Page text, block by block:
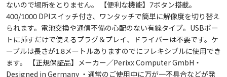
ないので場所をとりません。 【便利な機能】7ボタン搭載。
400/1000 DPIスイッチ付き、ワンタッチで簡単に解像度を切り替え
られます。電池交換や通信不備の心配のない有線タイプ。USBポー
トに挿すだけで使えるプラグ＆プレイ、ドライバーは不要です。ケ
ーブルは長さが1.8メートルありますのでにフレキシブルに使用でき
ます。 【正規保証品】メーカー／Perixx Computer GmbH・
Designed in Germany ・通常のご使用中に万が一不具合などが発